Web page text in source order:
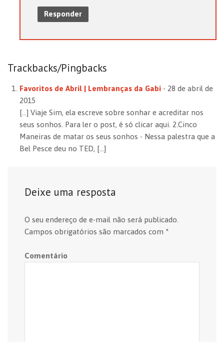
Responder
Trackbacks/Pingbacks
Favoritos de Abril | Lembranças da Gabi - 28 de abril de
2015
[…] Viaje Sim, ela escreve sobre sonhar e acreditar nos
seus sonhos. Para ler o post, é só clicar aqui. 2.Cinco
Maneiras de matar os seus sonhos - Nessa palestra que a
Bel Pesce deu no TED, […]
Deixe uma resposta
O seu endereço de e-mail não será publicado.
Campos obrigatórios são marcados com *
Comentário